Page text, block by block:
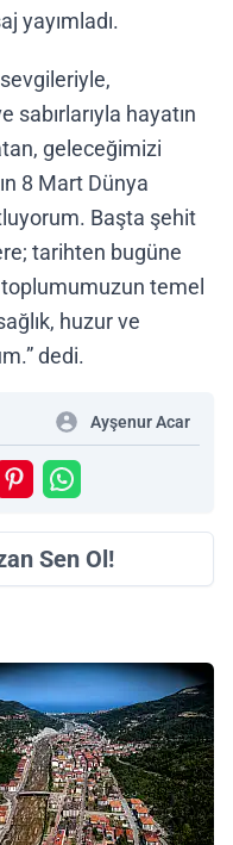
yayımladı.
sevgileriyle,
sabırlarıyla hayatın
geleceğimizi
8 Mart Dünya
Başta şehit
tarihten bugüne
temel
huzur ve
dedi.
Ayşenur Acar
Sen Ol!